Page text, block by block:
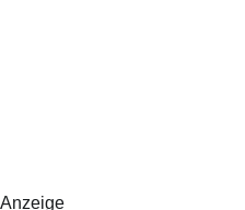
Anzeige